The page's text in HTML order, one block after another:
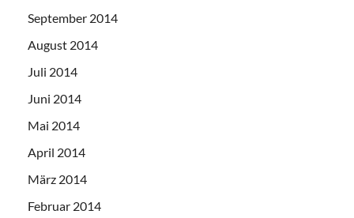
September 2014
August 2014
Juli 2014
Juni 2014
Mai 2014
April 2014
März 2014
Februar 2014